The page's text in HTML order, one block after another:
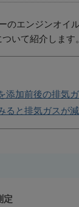
のエンジンオ
いて紹介します。
添加前後の排気
ると排気ガスが
定